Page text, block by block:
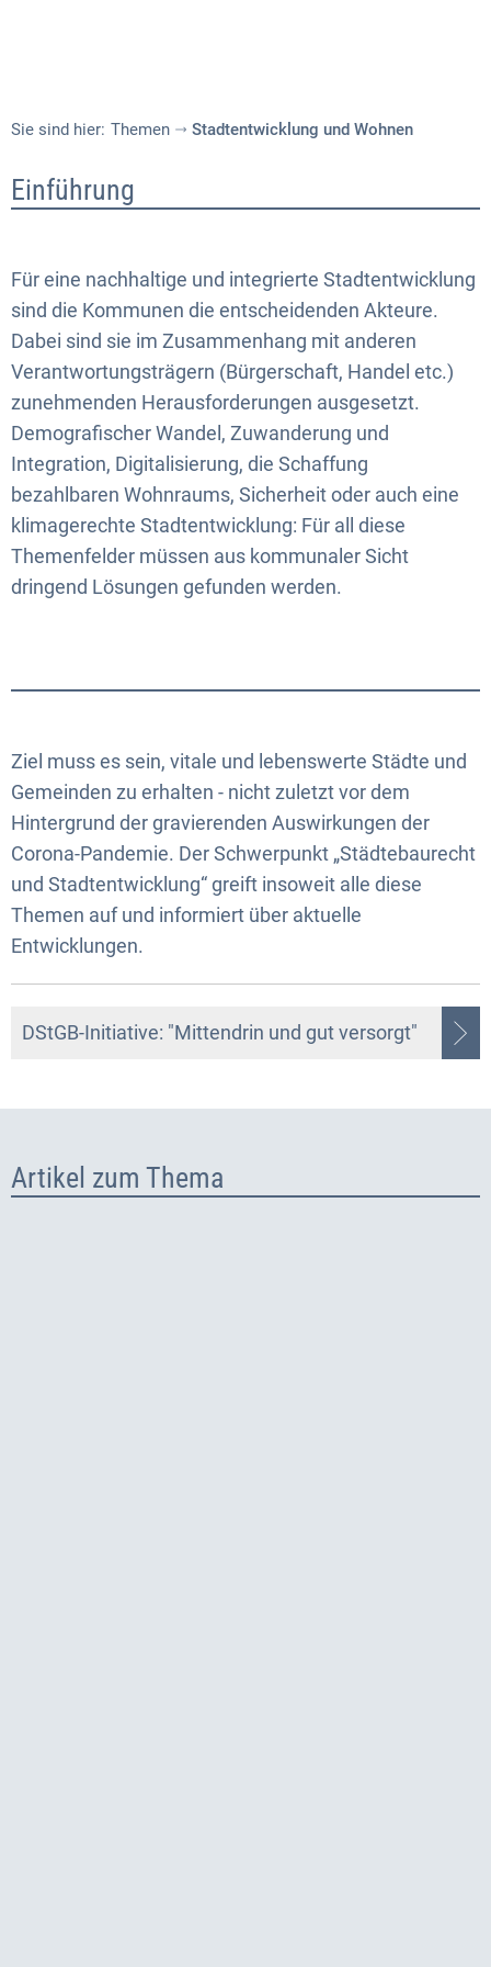
Sie sind hier: Themen Stadtentwicklung und Wohnen
Stadtentwicklung
Wohnen
Einführung
Für eine nachhaltige und integrierte Stadtentwicklung
sind die Kommunen die entscheidenden Akteure.
Dabei sind sie im Zusammenhang mit anderen
Verantwortungsträgern (Bürgerschaft, Handel etc.)
zunehmenden Herausforderungen ausgesetzt.
Demografischer Wandel, Zuwanderung und
Integration, Digitalisierung, die Schaffung
bezahlbaren Wohnraums, Sicherheit oder auch eine
klimagerechte Stadtentwicklung: Für all diese
Themenfelder müssen aus kommunaler Sicht
dringend Lösungen gefunden werden.
Ziel muss es sein, vitale und lebenswerte Städte und
Gemeinden zu erhalten - nicht zuletzt vor dem
Hintergrund der gravierenden Auswirkungen der
Corona-Pandemie. Der Schwerpunkt „Städtebaurecht
und Stadtentwicklung“ greift insoweit alle diese
Themen auf und informiert über aktuelle
Entwicklungen.
DStGB-Initiative: "Mittendrin und gut versorgt"
Artikel zum Thema